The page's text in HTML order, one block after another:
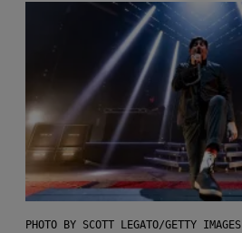
PHOTO BY SCOTT LEGATO/GETTY IMAGES